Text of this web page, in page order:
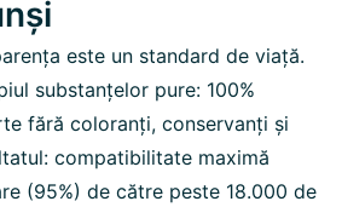
este un standard de viață.
substanțelor pure: 100%
fără coloranți, conservanți și
compatibilitate maximă
(95%) de către peste 18.000 de